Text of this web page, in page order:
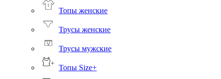
Топы женские
Трусы женские
Трусы мужские
Топы Size+